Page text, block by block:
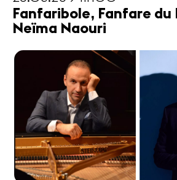
Fanfaribole, Fanfare du
Neïma Naouri